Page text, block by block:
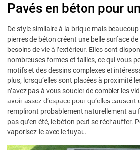
Pavés en béton pour
De style similaire à la brique mais
pierres de béton créent une belle surface
besoins de vie à l’extérieur. Elles sont
nombreuses formes et tailles, ce qui vous
motifs et des dessins complexes et
plus, lorsqu’elles sont placées à proximité
n’avez pas à vous soucier de combler les
avoir assez d’espace pour qu’elles causent
rempliront probablement naturellement au
pas qu’en été, le béton peut se réchauffer.
vaporisez-le avec le tuyau.